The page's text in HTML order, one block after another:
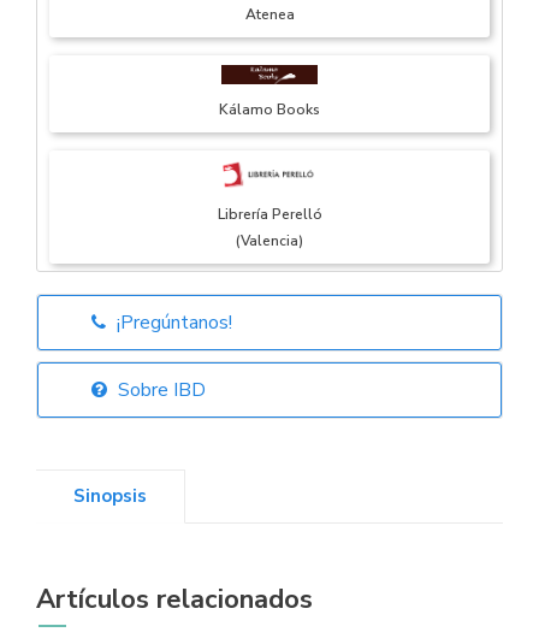
Atenea
Kálamo Books
Librería Perelló
(Valencia)
Librería Elías
¡Pregúntanos!
Sobre IBD
Sinopsis
Artículos relacionados